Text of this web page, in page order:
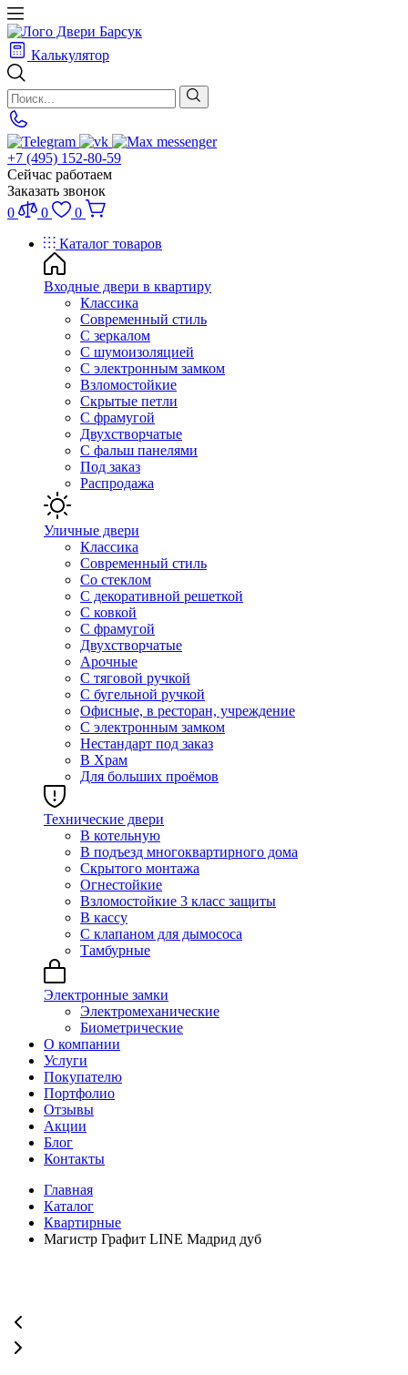
Калькулятор
+7 (495) 152-80-59
Сейчас работаем
Заказать звонок
0
0
0
Каталог товаров
Входные двери в квартиру
Классика
Современный стиль
С зеркалом
С шумоизоляцией
С электронным замком
Взломостойкие
Скрытые петли
С фрамугой
Двухстворчатые
С фальш панелями
Под заказ
Распродажа
Уличные двери
Классика
Современный стиль
Со стеклом
С декоративной решеткой
С ковкой
С фрамугой
Двухстворчатые
Арочные
С тяговой ручкой
С бугельной ручкой
Офисные, в ресторан, учреждение
С электронным замком
Нестандарт под заказ
В Храм
Для больших проёмов
Технические двери
В котельную
В подъезд многоквартирного дома
Скрытого монтажа
Огнестойкие
Взломостойкие 3 класс защиты
В кассу
С клапаном для дымососа
Тамбурные
Электронные замки
Электромеханические
Биометрические
О компании
Услуги
Покупателю
Портфолио
Отзывы
Акции
Блог
Контакты
Главная
Каталог
Квартирные
Магистр Графит LINE Мадрид дуб